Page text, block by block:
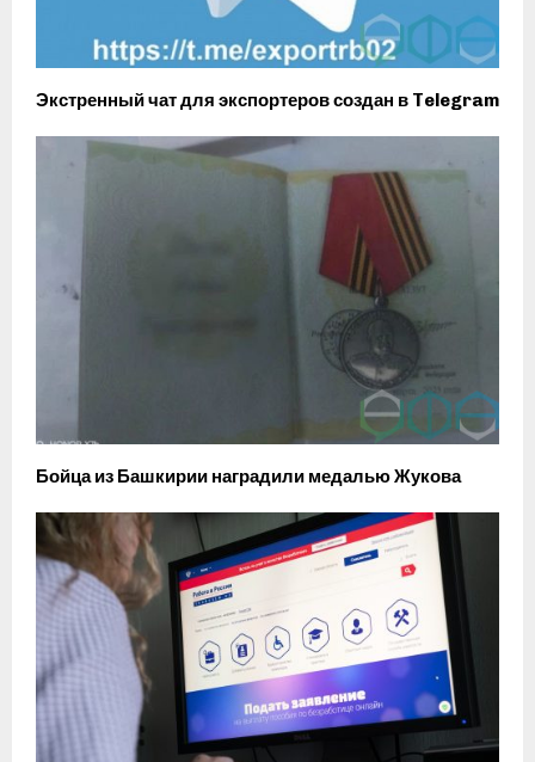
Экстренный чат для экспортеров создан в Telegram
Бойца из Башкирии наградили медалью Жукова